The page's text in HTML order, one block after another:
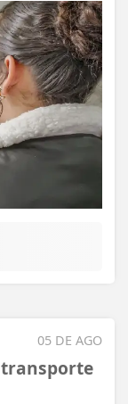
05 DE AGO